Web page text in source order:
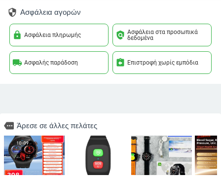
security Ασφάλεια αγορών
lock Ασφάλεια πληρωμής policy Ασφάλεια στα προσωπικά
δεδομένα
local_shipping Ασφαλής παράδοση assignment_return Επιστροφή χωρίς εμπόδια
more Άρεσε σε άλλες πελάτες